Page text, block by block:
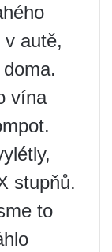
autě,
vína
stupňů.
to